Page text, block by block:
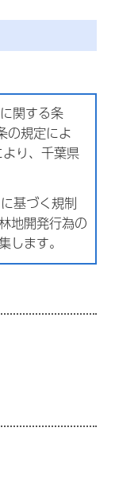
関する条
の規定によ
り、千葉県
基づく規制
地開発行為の
ます。